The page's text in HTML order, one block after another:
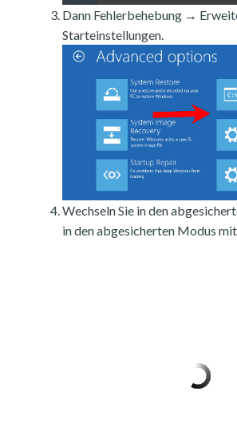
Dann Fehlerbehebung →
Starteinstellungen.
Wechseln Sie in den
in den abgesicherten Modus